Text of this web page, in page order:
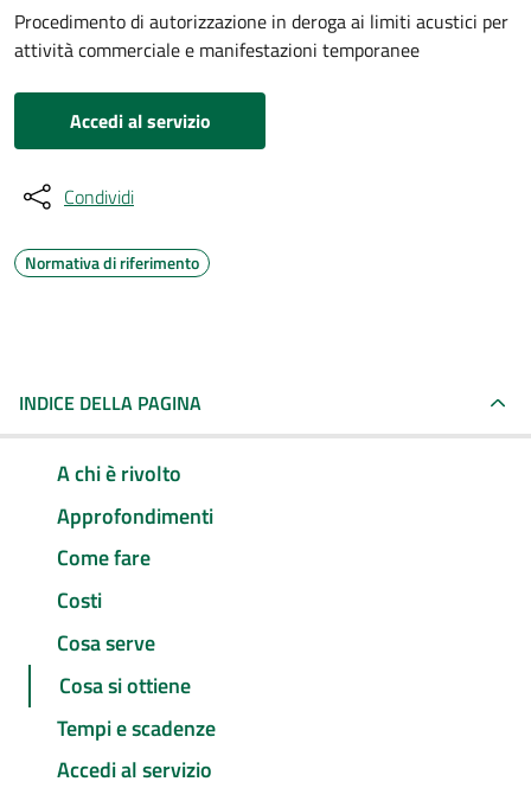
Procedimento di autorizzazione in deroga ai limiti acustici per
attività commerciale e manifestazioni temporanee
Accedi al servizio
Condividi
Normativa di riferimento
INDICE DELLA PAGINA
A chi è rivolto
Approfondimenti
Come fare
Costi
Cosa serve
Cosa si ottiene
Tempi e scadenze
Accedi al servizio